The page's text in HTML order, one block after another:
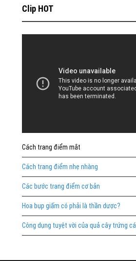
Clip HOT
Cách trang điểm mắt
Cách trang điểm nhẹ nhàng
Các bước trang điểm cơ bản
Hoa bụp giấm có phải là thần dược?
Công dụng tuyệt vời của quả cây trứng cá